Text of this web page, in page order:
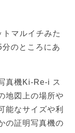
マルイチみた
のところにあ
真機Ki-Re-i ス
地図上の場所や
能なサイズや利
の証明写真機の